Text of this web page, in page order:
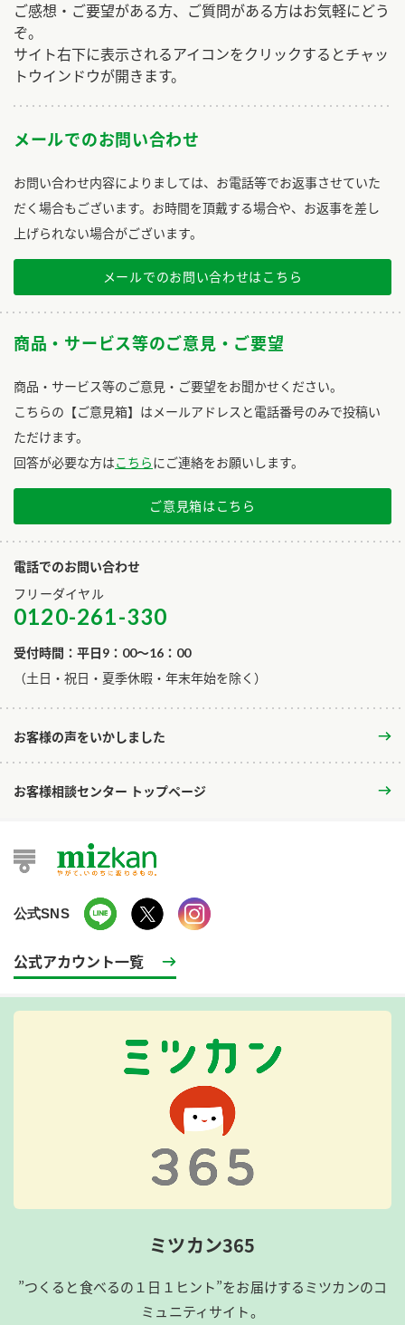
ご感想・ご要望がある方、ご質問がある方はお気軽にどう
ぞ。
サイト右下に表示されるアイコンをクリックするとチャッ
トウインドウが開きます。
メールでのお問い合わせ
お問い合わせ内容によりましては、お電話等でお返事させていた
だく場合もございます。お時間を頂戴する場合や、お返事を差し
上げられない場合がございます。
メールでのお問い合わせはこちら
商品・サービス等のご意見・ご要望
商品・サービス等のご意見・ご要望をお聞かせください。
こちらの【ご意見箱】はメールアドレスと電話番号のみで投稿い
ただけます。
回答が必要な方はこちらにご連絡をお願いします。
ご意見箱はこちら
電話でのお問い合わせ
フリーダイヤル
0120-261-330
受付時間：平日9：00～16：00
​（土日・祝日・夏季休暇・年末年始を除く）
お客様の声をいかしました
お客様相談センター トップページ
公式SNS
公式アカウント一覧
ミツカン365
”つくると食べるの１日１ヒント”をお届けするミツカンのコ
ミュニティサイト。